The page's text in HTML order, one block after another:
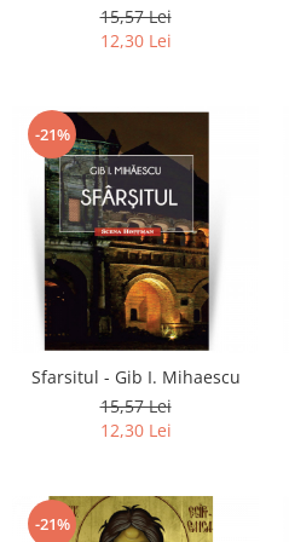
15,57 Lei
12,30 Lei
-21%
Sfarsitul - Gib I. Mihaescu
15,57 Lei
12,30 Lei
-21%